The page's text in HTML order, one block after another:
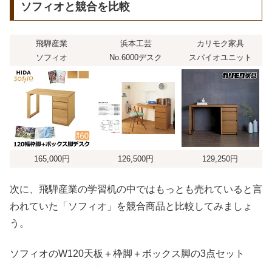
ソフィオと競合を比較
飛騨産業
ソフィオ
浜本工芸
No.6000デスク
カリモク家具
スパイオユニット
165,000円 126,500円 129,250円
次に、飛騨産業の学習机の中ではもっとも売れていると言
われていた「ソフィオ」を競合商品と比較してみましょ
う。
ソフィオのW120天板＋枠脚＋ボックス脚の3点セット